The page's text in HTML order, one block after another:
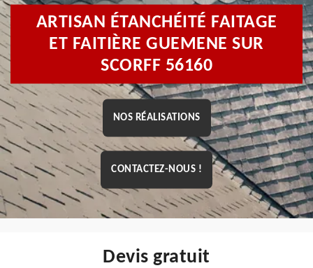
ARTISAN ÉTANCHÉITÉ FAITAGE
ET FAITIÈRE GUEMENE SUR
SCORFF 56160
NOS RÉALISATIONS
CONTACTEZ-NOUS !
Devis gratuit